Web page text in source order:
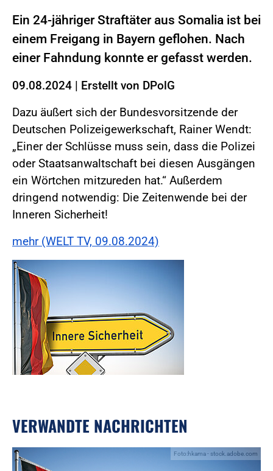
Ein 24-jähriger Straftäter aus Somalia ist bei
einem Freigang in Bayern geflohen. Nach
einer Fahndung konnte er gefasst werden.
09.08.2024 | Erstellt von DPolG
Dazu äußert sich der Bundesvorsitzende der
Deutschen Polizeigewerkschaft, Rainer Wendt:
„Einer der Schlüsse muss sein, dass die Polizei
oder Staatsanwaltschaft bei diesen Ausgängen
ein Wörtchen mitzureden hat.“ Außerdem
dringend notwendig: Die Zeitenwende bei der
Inneren Sicherheit!
mehr (WELT TV, 09.08.2024)
VERWANDTE NACHRICHTEN
Foto:hkama - stock.adobe.com